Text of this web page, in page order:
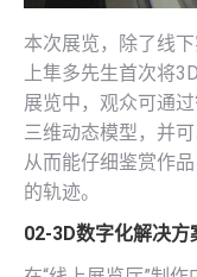
本次展览，除了线
上隼多先生首次将
展览中，观众可通
三维动态模型，并
从而能仔细鉴赏作
的轨迹。
02-3D数字化解决方